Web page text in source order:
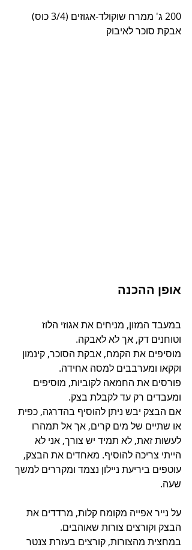
200 ג' ממרח שוקולד-אגוזים (3/4 כוס)
אבקת סוכר לאיבוק
אופן ההכנה
במעבד המזון, מניחים את אגוזי הלוז
וטוחנים דק, אך לא לאבקה.
מוסיפים את הקמח, אבקת הסוכר, קינמון
וקקאו ומערבבים למסה אחידה.
פורסים את החמאה לקוביות, מוסיפים
ומעבדים רק עד לקבלת בצק.
אם הבצק יבש ניתן להוסיף בהדרגה, כפית
או שתיים של מים קרים, אך אל תמהרו
לעשות זאת, לא תמיד יש צורך, אני לא
הייתי צריכה להוסיף. מאחדים את הבצק,
עוטפים ביריעת ניילון נצמד ומקררים למשך
שעה.
על נייר אפייה מקומח קלות, מרדדים את
הבצק וקורצים צורות שאוהבים.
במחצית מהצורות, קורצים בעזרת צנטר